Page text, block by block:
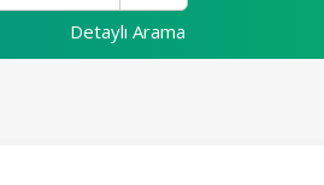
Detaylı Arama